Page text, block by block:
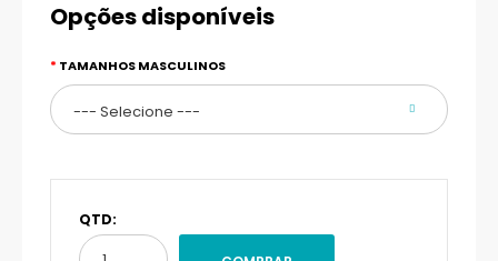
Opções disponíveis
TAMANHOS MASCULINOS
QTD: